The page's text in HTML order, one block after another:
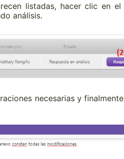
listadas, hacer clic en el
análisis.
necesarias y